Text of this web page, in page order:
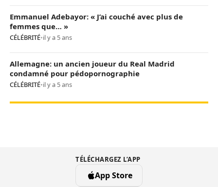
Emmanuel Adebayor: « J’ai couché avec plus de
femmes que… »
CÉLÉBRITÉ•il y a 5 ans
Allemagne: un ancien joueur du Real Madrid
condamné pour pédopornographie
CÉLÉBRITÉ•il y a 5 ans
TÉLÉCHARGEZ L’APP
App Store